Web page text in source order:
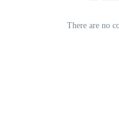
There are no